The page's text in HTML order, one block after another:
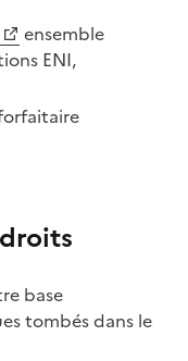
ensemble
ENI,
base
tombés dans le